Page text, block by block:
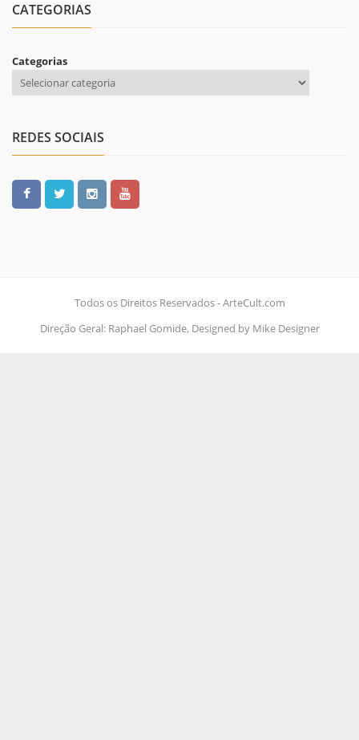
CATEGORIAS
Categorias
REDES SOCIAIS
Todos os Direitos Reservados - ArteCult.com
Direção Geral: Raphael Gomide, Designed by Mike Designer